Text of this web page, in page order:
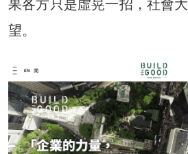
果各方只是虛晃一招，社會
望。